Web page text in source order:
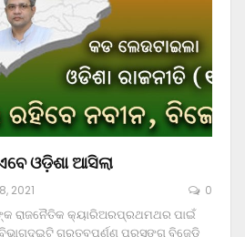
ଓଡ଼ିଶା ଆସିଲା
2021 0
ରାଜନୈତିକ କ୍ୟାରିଅରପ୍ରଥମଥର ପାଇଁ
ବିଭାଗଦୁଇଟି ଗୁରୁତ୍ବପୂର୍ଣ୍ଣ ପ୍ରସଙ୍ଗ ବିଜେଡି